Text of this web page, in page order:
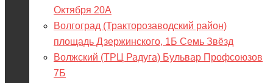
Октября 20А
Волгоград (Тракторозаводский район)
площадь Дзержинского, 1Б Семь Звёзд
Волжский (ТРЦ Радуга) Бульвар Профсоюзов
7Б